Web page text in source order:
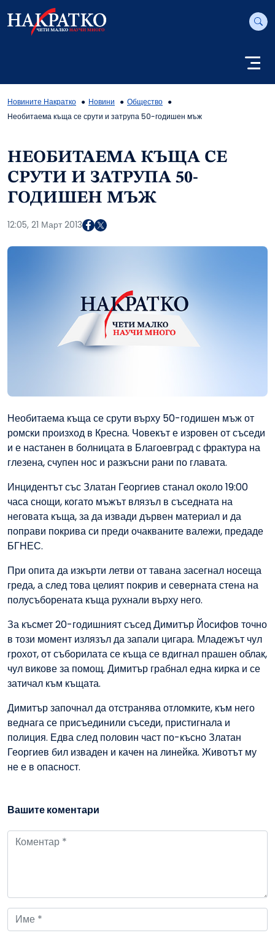
Новините Накратко Новини
Общество
Необитаема къща се срути и затрупа 50-годишен мъж
НЕОБИТАЕМА КЪЩА СЕ
СРУТИ И ЗАТРУПА 50-
ГОДИШЕН МЪЖ
12:05, 21 Март 2013
Необитаема къща се срути върху 50-годишен мъж от
ромски произход в Кресна. Човекът е изровен от съседи
и е настанен в болницата в Благоевград с фрактура на
глезена, счупен нос и разкъсни рани по главата.
Инцидентът със Златан Георгиев станал около 19:00
часа снощи, когато мъжът влязъл в съседната на
неговата къща, за да извади дървен материал и да
поправи покрива си преди очакваните валежи, предаде
БГНЕС.
При опита да изкърти летви от тавана засегнал носеща
греда, а след това целият покрив и северната стена на
полусъборената къща рухнали върху него.
За късмет 20-годишният съсед Димитър Йосифов точно
в този момент излязъл да запали цигара. Младежът чул
грохот, от съборилата се къща се вдигнал прашен облак,
чул викове за помощ. Димитър грабнал една кирка и се
затичал към къщата.
Димитър започнал да отстранява отломките, към него
веднага се присъединили съседи, пристигнала и
полиция. Едва след половин част по-късно Златан
Георгиев бил изваден и качен на линейка. Животът му
не е в опасност.
Вашите коментари